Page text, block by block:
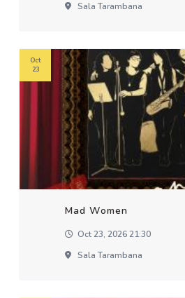
Sala Tarambana
Mad Women
Oct 23, 2026 21:30
Sala Tarambana
Oct
23